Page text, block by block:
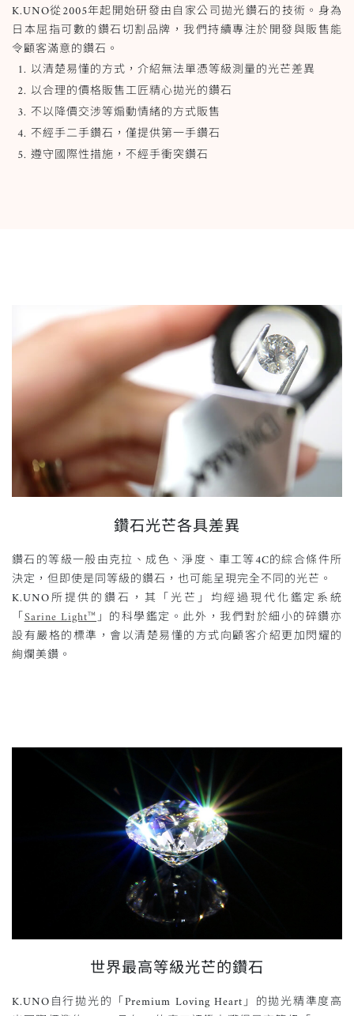
K.UNO從2005年起開始研發由自家公司拋光鑽石的技術。身為
日本屈指可數的鑽石切割品牌，我們持續專注於開發與販售能
令顧客滿意的鑽石。
以清楚易懂的方式，介紹無法單憑等級測量的光芒差異
以合理的價格販售工匠精心拋光的鑽石
不以降價交涉等煽動情緒的方式販售
不經手二手鑽石，僅提供第一手鑽石
遵守國際性措施，不經手衝突鑽石
鑽石光芒各具差異
鑽石的等級一般由克拉、成色、淨度、車工等4C的綜合條件所
決定，但即使是同等級的鑽石，也可能呈現完全不同的光芒。
K.UNO所提供的鑽石，其「光芒」均經過現代化鑑定系統
「Sarine Light™」的科學鑑定。此外，我們對於細小的碎鑽亦
設有嚴格的標準，會以清楚易懂的方式向顧客介紹更加閃耀的
絢爛美鑽。
世界最高等級光芒的鑽石
K.UNO自行拋光的「Premium Loving Heart」的拋光精準度高